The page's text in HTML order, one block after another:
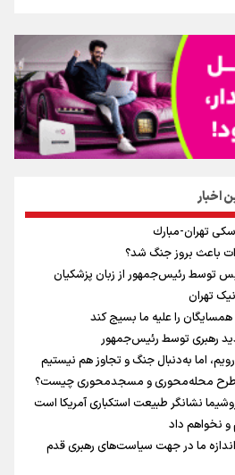
اخبار
تهران-مبارك
باعث بروز جنگ شد؟
توسط رئیس‌جمهور از زبان پزشکیان
تهران
را علیه ما بسیج کند
رهبری توسط رئیس‌جمهور
اما به‌دنبال جنگ و تجاوز هم نیستیم
طرح محله‌محوری و مسجدمحوری چیست؟
نشانگر طبیعت استکباری آمریکا است
و نخواهم داد
ما در جهت سیاست‌های رهبری قدم